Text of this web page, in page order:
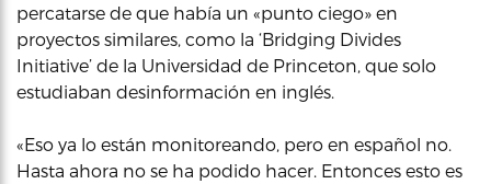
percatarse de que había un «punto ciego» en
proyectos similares, como la ‘Bridging Divides
Initiative’ de la Universidad de Princeton, que solo
estudiaban desinformación en inglés.
«Eso ya lo están monitoreando, pero en español no.
Hasta ahora no se ha podido hacer. Entonces esto es